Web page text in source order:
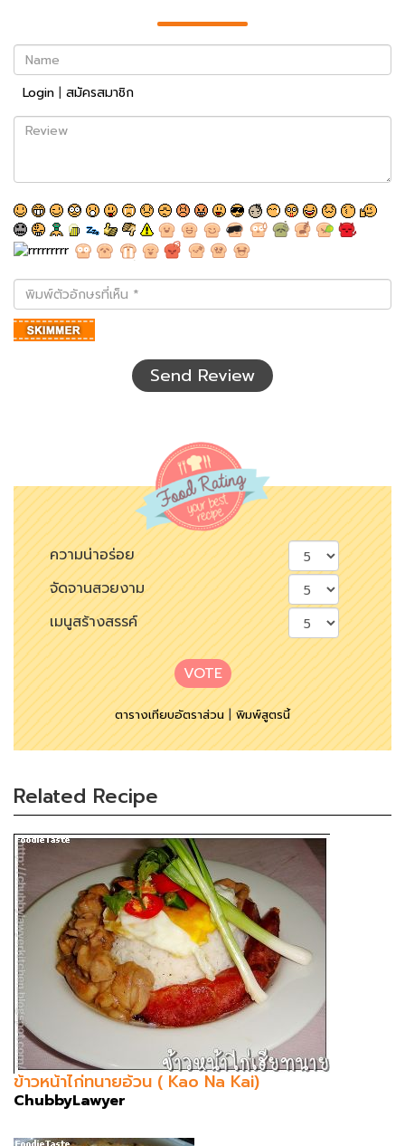
Name
Login | สมัครสมาชิก
Review
พิมพ์
ตัว
อักษร
ที่
Send Review
ความน่าอร่อย
จัดจานสวยงาม
เมนูสร้างสรรค์
VOTE
ตารางเทียบอัตราส่วน|พิมพ์สูตรนี้
Related Recipe
ข้าวหน้าไก่ทนายอ้วน ( Kao Na Kai)
ChubbyLawyer